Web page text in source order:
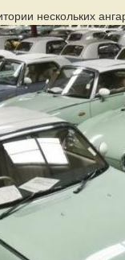
нескольких